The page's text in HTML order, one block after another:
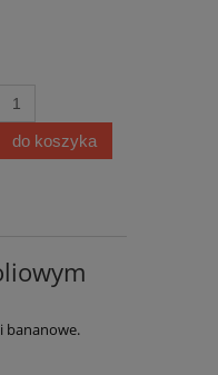
do koszyka
bananowe.